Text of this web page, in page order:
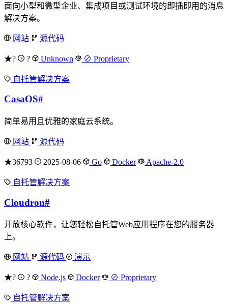
面向小型和微型企业、集成项目或测试环境的即插即用的消息
解决方案。
网站 源代码
★? ? Unknown ⊘ Proprietary
自托管解决方案
CasaOS#
简单易用且优雅的家庭云系统。
网站 源代码
★36793 2025-08-06 Go Docker Apache-2.0
自托管解决方案
Cloudron#
开放核心软件，让您轻松自托管Web应用程序在您的服务器
上。
网站 源代码 演示
★? ? Node.js Docker ⊘ Proprietary
自托管解决方案